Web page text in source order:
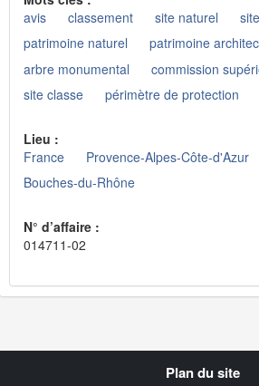
avis
classement site naturel
patrimoine naturel
patrimoine
arbre monumental
commission
site classe
périmètre de protection
Lieu :
France
Provence-Alpes-Côte-d'Azur
Bouches-du-Rhône
N° d’affaire :
014711-02
Plan du site